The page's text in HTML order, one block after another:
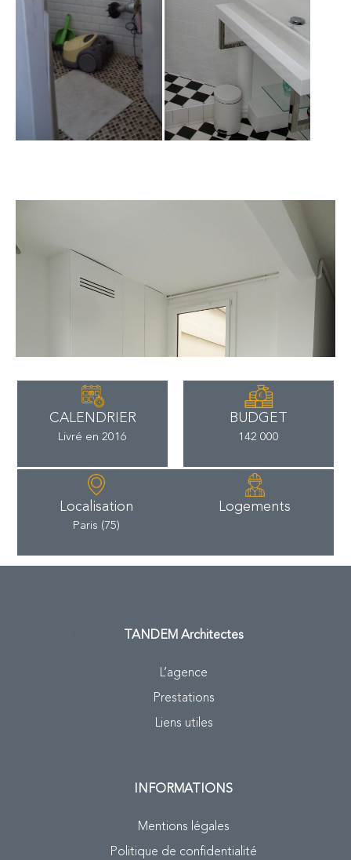
CALENDRIER
Livré en 2016
BUDGET
142 000
Localisation
Paris (75)
Logements
TANDEM Architectes
L’agence
Prestations
Liens utiles
INFORMATIONS
Mentions légales
Politique de confidentialité